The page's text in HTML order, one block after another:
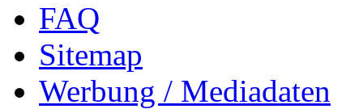
FAQ
Sitemap
Werbung / Mediadaten